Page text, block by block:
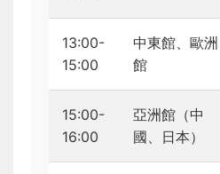
13:00-
15:00
中東館、歐洲
館
15:00-
16:00
亞洲館（中
國、日本）